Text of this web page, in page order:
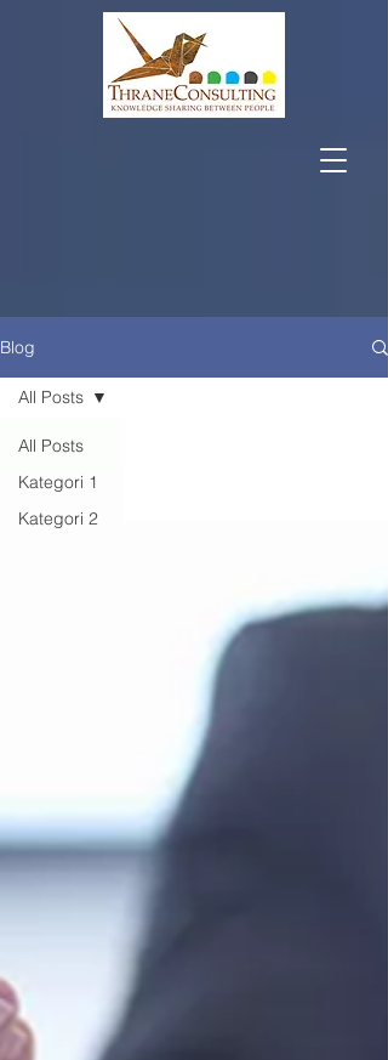
Blog
All Posts
Kategori 1
Kategori 2
All Posts